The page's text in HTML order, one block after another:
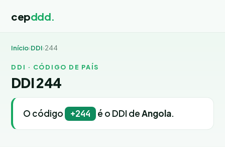
cepddd.
Início›DDI›244
DDI · CÓDIGO DE PAÍS
DDI 244
O código +244 é o DDI deAngola.